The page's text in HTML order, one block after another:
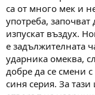
View attachment
са от много мек и
употреба,
изпускат въздух.
е задължителната
ударника омеква,
добре да се смени
синя серия. За